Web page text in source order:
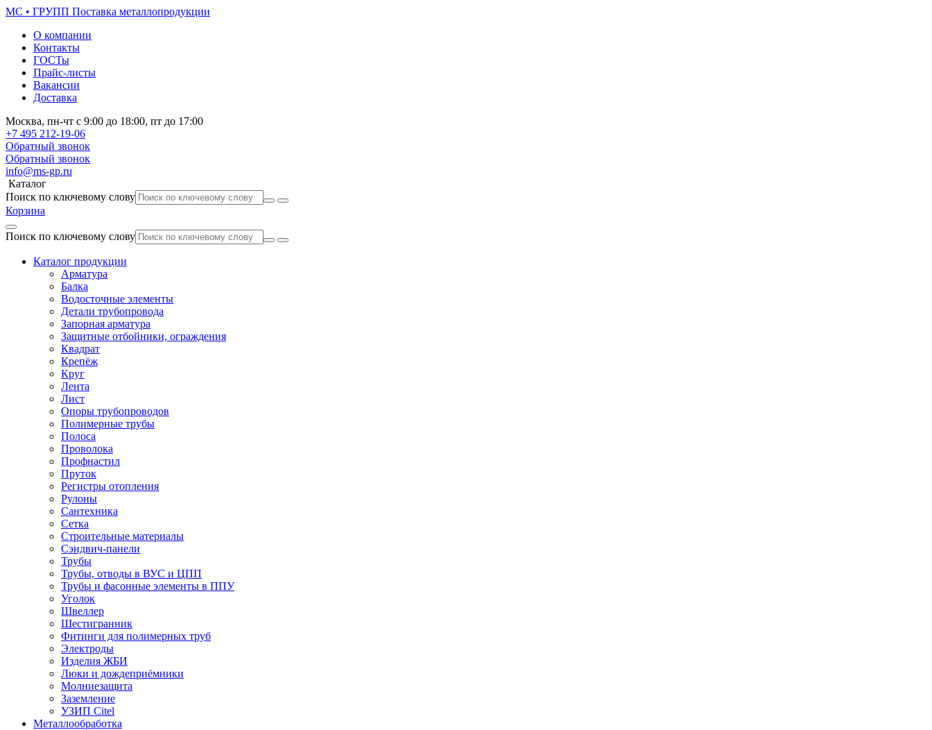
МС • ГРУПП Поставка металлопродукции
О компании
Контакты
ГОСТы
Прайс-листы
Вакансии
Доставка
Москва, пн-чт с 9:00 до 18:00, пт до 17:00
+7 495 212-19-06
Обратный звонок
Обратный звонок
info@ms-gp.ru
Каталог
Поиск по ключевому слову
Корзина
Поиск по ключевому слову
Каталог продукции
Арматура
Балка
Водосточные элементы
Детали трубопровода
Запорная арматура
Защитные отбойники, ограждения
Квадрат
Крепёж
Круг
Лента
Лист
Опоры трубопроводов
Полимерные трубы
Полоса
Проволока
Профнастил
Пруток
Регистры отопления
Рулоны
Сантехника
Сетка
Строительные материалы
Сэндвич-панели
Трубы
Трубы, отводы в ВУС и ЦПП
Трубы и фасонные элементы в ППУ
Уголок
Швеллер
Шестигранник
Фитинги для полимерных труб
Электроды
Изделия ЖБИ
Люки и дождеприёмники
Молниезащита
Заземление
УЗИП Citel
Металлообработка